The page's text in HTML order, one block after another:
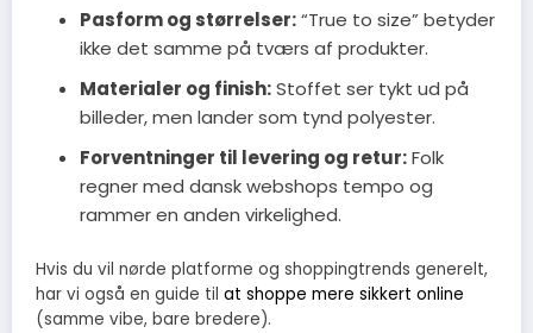
Pasform og størrelser:“True to size” betyder
ikke det samme på tværs af produkter.
Materialer og finish:Stoffet ser tykt ud på
billeder, men lander som tynd polyester.
Forventninger til levering og retur:Folk
regner med dansk webshops tempo og
rammer en anden virkelighed.
Hvis du vil nørde platforme og shoppingtrends generelt,
har vi også en guide til at shoppe mere sikkert online
(samme vibe, bare bredere).